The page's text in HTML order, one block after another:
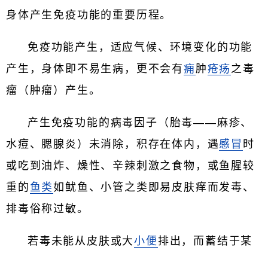
身体产生免疫功能的重要历程。
免疫功能产生，适应气候、环境变化的功能
产生，身体即不易生病，更不会有痈肿疮疡之毒
瘤（肿瘤）产生。
产生免疫功能的病毒因子（胎毒——麻疹、
水痘、腮腺炎）未消除，积存在体内，遇感冒 时
或吃到油炸、燥性、辛辣刺激之食物，或鱼腥较
重的 鱼类如鱿鱼、小管之类即易皮肤痒而发毒、
排毒俗称过敏。
若毒未能从皮肤或大小便排出，而蓄结于某